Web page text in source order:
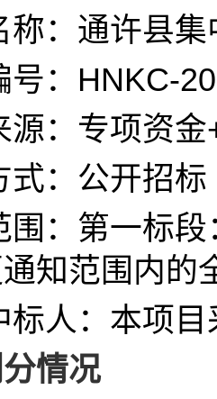
称：通许县
： HNKC-
源：专项资金
式：公开招标
围：第一标
知范围内的
标人：本项
情况